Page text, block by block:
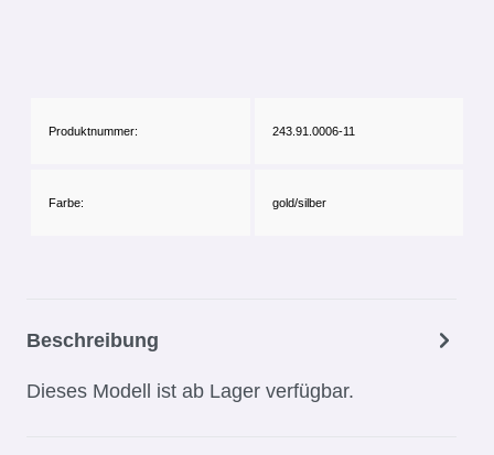
Produktnummer: 243.91.0006-11
Farbe: gold/silber
Beschreibung
Dieses Modell ist ab Lager verfügbar.